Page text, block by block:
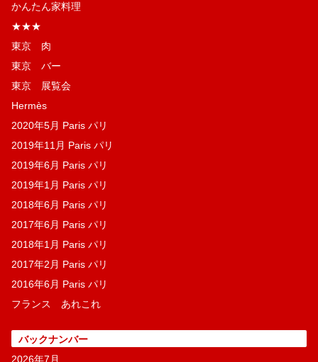
かんたん家料理
★★★
東京 肉
東京 バー
東京 展覧会
Hermès
2020年5月 Paris パリ
2019年11月 Paris パリ
2019年6月 Paris パリ
2019年1月 Paris パリ
2018年6月 Paris パリ
2017年6月 Paris パリ
2018年1月 Paris パリ
2017年2月 Paris パリ
2016年6月 Paris パリ
フランス あれこれ
バックナンバー
2026年7月